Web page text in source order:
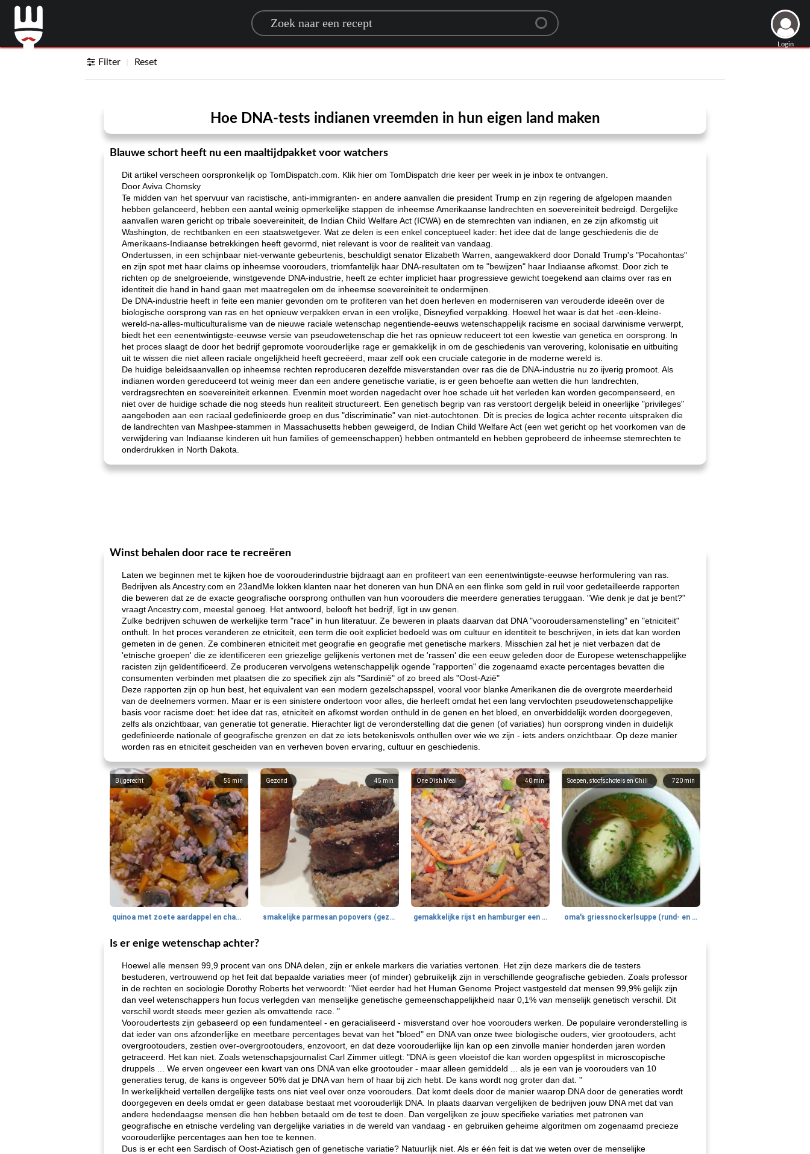
Search for a recipe
Login
Filter Reset
Hoe DNA-tests indianen vreemden in hun eigen land maken
Blauwe schort heeft nu een maaltijdpakket voor watchers
Dit artikel verscheen oorspronkelijk op TomDispatch.com. Klik hier om TomDispatch drie keer per week in je inbox te ontvangen.
Door Aviva Chomsky
Te midden van het spervuur ​​van racistische, anti-immigranten- en andere aanvallen die president Trump en zijn regering de afgelopen maanden
hebben gelanceerd, hebben een aantal weinig opmerkelijke stappen de inheemse Amerikaanse landrechten en soevereiniteit bedreigd. Dergelijke
aanvallen waren gericht op tribale soevereiniteit, de Indian Child Welfare Act (ICWA) en de stemrechten van indianen, en ze zijn afkomstig uit
Washington, de rechtbanken en een staatswetgever. Wat ze delen is een enkel conceptueel kader: het idee dat de lange geschiedenis die de
Amerikaans-Indiaanse betrekkingen heeft gevormd, niet relevant is voor de realiteit van vandaag.
Ondertussen, in een schijnbaar niet-verwante gebeurtenis, beschuldigt senator Elizabeth Warren, aangewakkerd door Donald Trump's "Pocahontas"
en zijn spot met haar claims op inheemse voorouders, triomfantelijk haar DNA-resultaten om te "bewijzen" haar Indiaanse afkomst. Door zich te
richten op de snelgroeiende, winstgevende DNA-industrie, heeft ze echter impliciet haar progressieve gewicht toegekend aan claims over ras en
identiteit die hand in hand gaan met maatregelen om de inheemse soevereiniteit te ondermijnen.
De DNA-industrie heeft in feite een manier gevonden om te profiteren van het doen herleven en moderniseren van verouderde ideeën over de
biologische oorsprong van ras en het opnieuw verpakken ervan in een vrolijke, Disneyfied verpakking. Hoewel het waar is dat het -een-kleine-
wereld-na-alles-multiculturalisme van de nieuwe raciale wetenschap negentiende-eeuws wetenschappelijk racisme en sociaal darwinisme verwerpt,
biedt het een eenentwintigste-eeuwse versie van pseudowetenschap die het ras opnieuw reduceert tot een kwestie van genetica en oorsprong. In
het proces slaagt de door het bedrijf gepromote voorouderlijke rage er gemakkelijk in om de geschiedenis van verovering, kolonisatie en uitbuiting
uit te wissen die niet alleen raciale ongelijkheid heeft gecreëerd, maar zelf ook een cruciale categorie in de moderne wereld is.
De huidige beleidsaanvallen op inheemse rechten reproduceren dezelfde misverstanden over ras die de DNA-industrie nu zo ijverig promoot. Als
indianen worden gereduceerd tot weinig meer dan een andere genetische variatie, is er geen behoefte aan wetten die hun landrechten,
verdragsrechten en soevereiniteit erkennen. Evenmin moet worden nagedacht over hoe schade uit het verleden kan worden gecompenseerd, en
niet over de huidige schade die nog steeds hun realiteit structureert. Een genetisch begrip van ras verstoort dergelijk beleid in oneerlijke "privileges"
aangeboden aan een raciaal gedefinieerde groep en dus "discriminatie" van niet-autochtonen. Dit is precies de logica achter recente uitspraken die
de landrechten van Mashpee-stammen in Massachusetts hebben geweigerd, de Indian Child Welfare Act (een wet gericht op het voorkomen van de
verwijdering van Indiaanse kinderen uit hun families of gemeenschappen) hebben ontmanteld en hebben geprobeerd de inheemse stemrechten te
onderdrukken in North Dakota.
Winst behalen door race te recreëren
Laten we beginnen met te kijken hoe de voorouderindustrie bijdraagt ​​aan en profiteert van een eenentwintigste-eeuwse herformulering van ras.
Bedrijven als Ancestry.com en 23andMe lokken klanten naar het doneren van hun DNA en een flinke som geld in ruil voor gedetailleerde rapporten
die beweren dat ze de exacte geografische oorsprong onthullen van hun voorouders die meerdere generaties teruggaan. "Wie denk je dat je bent?"
vraagt ​​Ancestry.com, meestal genoeg. Het antwoord, belooft het bedrijf, ligt in uw genen.
Zulke bedrijven schuwen de werkelijke term "race" in hun literatuur. Ze beweren in plaats daarvan dat DNA "vooroudersamenstelling" en "etniciteit"
onthult. In het proces veranderen ze etniciteit, een term die ooit expliciet bedoeld was om cultuur en identiteit te beschrijven, in iets dat kan worden
gemeten in de genen. Ze combineren etniciteit met geografie en geografie met genetische markers. Misschien zal het je niet verbazen dat de
'etnische groepen' die ze identificeren een griezelige gelijkenis vertonen met de 'rassen' die een eeuw geleden door de Europese wetenschappelijke
racisten zijn geïdentificeerd. Ze produceren vervolgens wetenschappelijk ogende "rapporten" die zogenaamd exacte percentages bevatten die
consumenten verbinden met plaatsen die zo specifiek zijn als "Sardinië" of zo breed als "Oost-Azië"
Deze rapporten zijn op hun best, het equivalent van een modern gezelschapsspel, vooral voor blanke Amerikanen die de overgrote meerderheid
van de deelnemers vormen. Maar er is een sinistere ondertoon voor alles, die herleeft omdat het een lang vervlochten pseudowetenschappelijke
basis voor racisme doet: het idee dat ras, etniciteit en afkomst worden onthuld in de genen en het bloed, en onverbiddelijk worden doorgegeven,
zelfs als onzichtbaar, van generatie tot generatie. Hierachter ligt de veronderstelling dat die genen (of variaties) hun oorsprong vinden in duidelijk
gedefinieerde nationale of geografische grenzen en dat ze iets betekenisvols onthullen over wie we zijn - iets anders onzichtbaar. Op deze manier
worden ras en etniciteit gescheiden van en verheven boven ervaring, cultuur en geschiedenis.
55 min
Bijgerecht
quinoa met zoete aardappel en champignons
45 min
Gezond
smakelijke parmesan popovers (gezonder!)
40min
One Dish Meal
gemakkelijke rijst en hamburger een gerecht diner
720 min
Soepen, stoofschotels en Chili
oma's griessnockerlsuppe (rund- en griesmeelknoedelsoep)
Is er enige wetenschap achter?
Hoewel alle mensen 99,9 procent van ons DNA delen, zijn er enkele markers die variaties vertonen. Het zijn deze markers die de testers
bestuderen, vertrouwend op het feit dat bepaalde variaties meer (of minder) gebruikelijk zijn in verschillende geografische gebieden. Zoals professor
in de rechten en sociologie Dorothy Roberts het verwoordt: "Niet eerder had het Human Genome Project vastgesteld dat mensen 99,9% gelijk zijn
dan veel wetenschappers hun focus verlegden van menselijke genetische gemeenschappelijkheid naar 0,1% van menselijk genetisch verschil. Dit
verschil wordt steeds meer gezien als omvattende race. "
Vooroudertests zijn gebaseerd op een fundamenteel - en geracialiseerd - misverstand over hoe voorouders werken. De populaire veronderstelling is
dat ieder van ons afzonderlijke en meetbare percentages bevat van het "bloed" en DNA van onze twee biologische ouders, vier grootouders, acht
overgrootouders, zestien over-overgrootouders, enzovoort, en dat deze voorouderlijke lijn kan op een zinvolle manier honderden jaren worden
getraceerd. Het kan niet. Zoals wetenschapsjournalist Carl Zimmer uitlegt: "DNA is geen vloeistof die kan worden opgesplitst in microscopische
druppels ... We erven ongeveer een kwart van ons DNA van elke grootouder - maar alleen gemiddeld ... als je een van je voorouders van 10
generaties terug, de kans is ongeveer 50% dat je DNA van hem of haar bij zich hebt. De kans wordt nog groter dan dat. "
In werkelijkheid vertellen dergelijke tests ons niet veel over onze voorouders. Dat komt deels door de manier waarop DNA door de generaties wordt
doorgegeven en deels omdat er geen database bestaat met voorouderlijk DNA. In plaats daarvan vergelijken de bedrijven jouw DNA met dat van
andere hedendaagse mensen die hen hebben betaald om de test te doen. Dan vergelijken ze jouw specifieke variaties met patronen van
geografische en etnische verdeling van dergelijke variaties in de wereld van vandaag - en gebruiken geheime algoritmen om zogenaamd precieze
voorouderlijke percentages aan hen toe te kennen.
Dus is er echt een Sardisch of Oost-Aziatisch gen of genetische variatie? Natuurlijk niet. Als er één feit is dat we weten over de menselijke